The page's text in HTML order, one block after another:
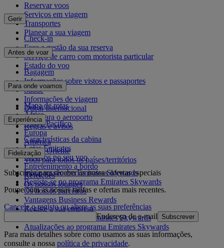
Reservar voos
Serviços em viagem
Transportes
Planear a sua viagem
Gerir
Check-in
Faça a gestão da sua reserva
Serviço de carro com motorista particular
Estado do voo
Antes de voar
Bagagem
Informações sobre vistos e passaportes
Saúde
Informações de viagem
Dubai Internacional
De e para o aeroporto
Regras e avisos
Para onde voamos
Mapa de rotas
África
Ásia e Pacífico
Europa
América
Médio Oriente
Voos para todos os países/territórios
Experiência
Características da cabina
Lojas Emirates
Serviços no seu voo
Entretenimento a bordo
Refeições
Os nossos lounges
Fidelização
Inicie sessão em Emirates Skywards
Registe-se no programa Emirates Skywards
Os nossos parceiros
Vantagens Business Rewards
Registe a sua empresa
Regras do programa Emirates Skywards
Atualizações ao programa Emirates Skywards
Subscreva para receber as nossas ofertas especiais
Poupe com as nossas tarifas e ofertas mais recentes.
Cancele o registo ou altere as suas preferências
Endereço de e-mail
Subscrever
Para mais detalhes sobre como usamos as suas informações,
consulte a nossa política de privacidade.